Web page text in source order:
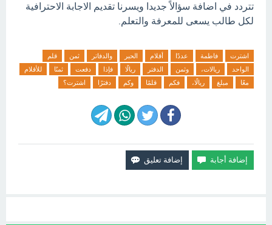
تتردد في اضافة سؤالاً جديدا ويسرنا تقديم الاجابة الاحترافية
لكل طالب يسعى للمعرفة والتعلم.
اشترت فاطمة عددًا أقلام الحبر والدفاتر ثمن
قلم
الواحد
ريالات، وثمن الدفتر ريالًا فإذا دفعت ثمنًا
للأقلام
معًا
مبلغ ريالًا، فكم قلمًا وكم دفترًا اشترت؟